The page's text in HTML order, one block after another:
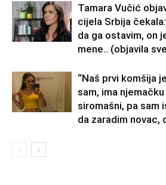
Tamara Vučić
cijela Srbija
da ga ostavim, on
mene.. (objavila
“Naš prvi komšija
sam, ima
siromašni, pa sam
da zaradim novac,